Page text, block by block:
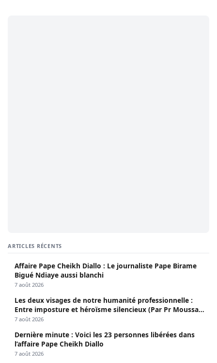
ARTICLES RÉCENTS
Affaire Pape Cheikh Diallo : Le journaliste Pape Birame
Bigué Ndiaye aussi blanchi
7 août 2026
Les deux visages de notre humanité professionnelle :
Entre imposture et héroïsme silencieux (Par Pr Moussa
Seydi)
7 août 2026
Dernière minute : Voici les 23 personnes libérées dans
l’affaire Pape Cheikh Diallo
7 août 2026